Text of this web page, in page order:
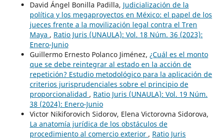
David Ángel Bonilla Padilla, Judicialización de la
política y los megaproyectos en México: el papel de los
jueces frente a la movilización legal contra el Tren
Maya , Ratio Juris (UNAULA): Vol. 18 Núm. 36 (2023):
Enero-Junio
Guillermo Ernesto Polanco Jiménez, ¿Cuál es el monto
que se debe reintegrar al estado en la acción de
repetición? Estudio metodológico para la aplicación de
criterios jurisprudenciales sobre el principio de
proporcionalidad , Ratio Juris (UNAULA): Vol. 19 Núm.
38 (2024): Enero-Junio
Victor Nikiforovich Sidorov, Elena Victorovna Sidorova,
La anatomía jurídica de los obstáculos de
procedimiento al comercio exterior , Ratio Juris